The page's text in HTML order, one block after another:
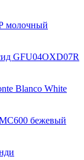
молочный
GFU04OXD07R
Blanco White
МС600 бежевый